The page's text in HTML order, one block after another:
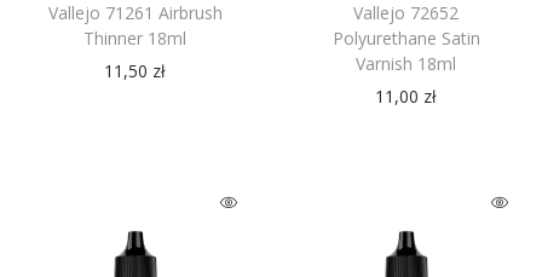
Vallejo 71261 Airbrush
Thinner 18ml
11,50 zł
Vallejo 72652
Polyurethane Satin
Varnish 18ml
11,00 zł